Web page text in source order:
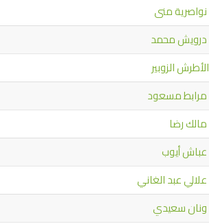
نواصرية منى
درويش محمد
الأطرش الزوبير
مرابط مسعود
مالك رضا
عباش أيوب
علالي عبد الغاني
ونان سعيدي